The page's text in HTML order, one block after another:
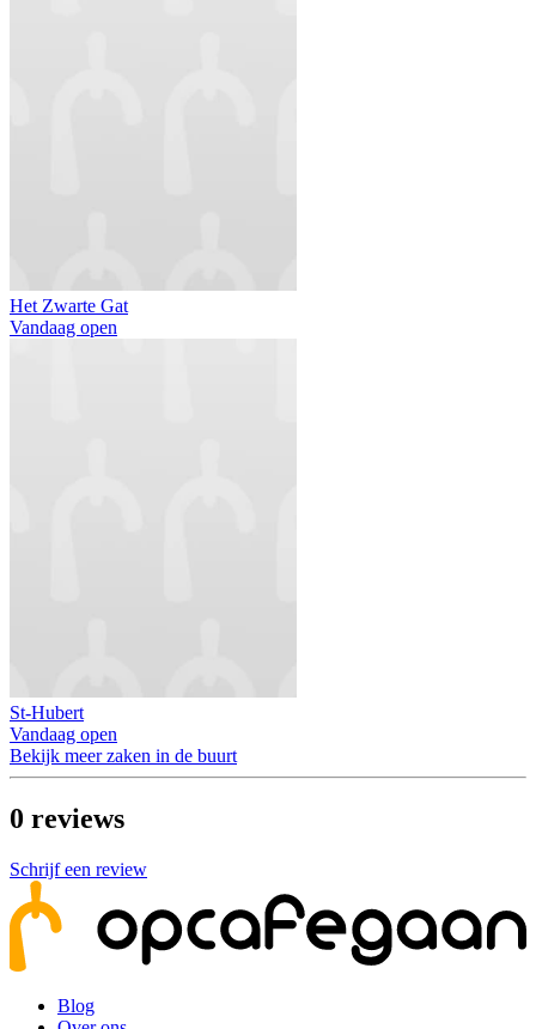
Het Zwarte Gat
Vandaag open
St-Hubert
Vandaag open
Bekijk meer zaken in de buurt
0 reviews
Schrijf een review
Blog